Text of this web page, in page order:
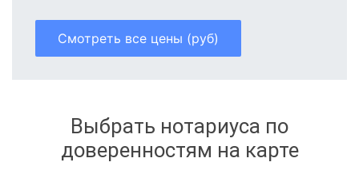
Смотреть все цены (руб)
Выбрать нотариуса по
доверенностям на карте